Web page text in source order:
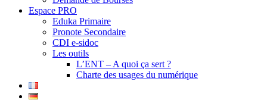
Espace PRO
Eduka Primaire
Pronote Secondaire
CDI e-sidoc
Les outils
L’ENT – A quoi ça sert ?
Charte des usages du numérique